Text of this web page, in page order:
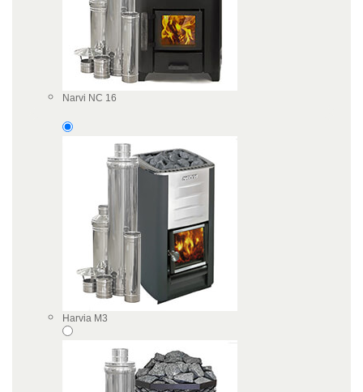
Narvi NC 16
Harvia M3